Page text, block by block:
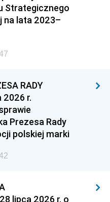
Strategicznego
na lata 2023–
RADY
2026 r.
Prezesa Rady
polskiej marki
lipca 2026 r. o